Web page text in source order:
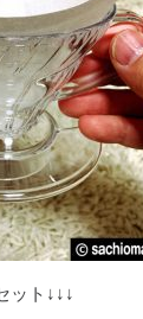
ット↓↓↓